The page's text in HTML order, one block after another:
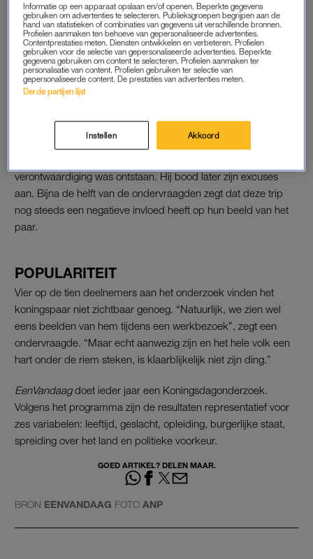
samenleving tot soberheid”, zegt een deelnemer van het
onderzoek. “Dit is een heel verkeerd signaal van een koning
die dichtbij ons burgers wil staan.”
Lees ook
Máxima’s broekpakken: van een knalgele Zara tot rode
Het koninklijk gezin keerde in oktober vroegtijdig terug uit
verontwaardiging was ontstaan. Hij bood later zijn excuses
aan. Bijna de helft van de ondervraagden zegt dat deze trip
nog steeds een negatieve invloed heeft op hun beeld van het
paar.
POPULARITEIT
Vier op de tien deelnemers aan het onderzoek vinden het
koningspaar niet zichtbaar genoeg. “Natuurlijk, we zien wel
eens beelden van hem tijdens een werkbezoek”, zegt een
ondervraagde. “Maar echt aanwezig zijn en het hele volk een
hart onder de riem steken, is klaarblijkelijk niet zijn ding.”
EenVandaagdoet ieder jaar een Koningsdagonderzoek.
Volgens het programma zijn de resultaten representatief voor
zes variabelen: leeftijd, geslacht, opleiding, burgerlijke staat,
spreiding over het land en politieke voorkeur.
GOED ARTIKEL? DELEN MAAR.
BRON EENVANDAAG FOTO ANP
Informatie op een apparaat opslaan en/of openen. Beperkte gegevens
gebruiken om advertenties te selecteren. Publieksgroepen begrijpen aan de
hand van statistieken of combinaties van gegevens uit verschillende bronnen.
Profielen aanmaken ten behoeve van gepersonaliseerde advertenties.
Contentprestaties meten. Diensten ontwikkelen en verbeteren. Profielen
gebruiken voor de selectie van gepersonaliseerde advertenties. Beperkte
gegevens gebruiken om content te selecteren. Profielen aanmaken ter
personalisatie van content. Profielen gebruiken ter selectie van
gepersonaliseerde content. De prestaties van advertenties meten.
Derde partijen lijst
Instellen Akkoord